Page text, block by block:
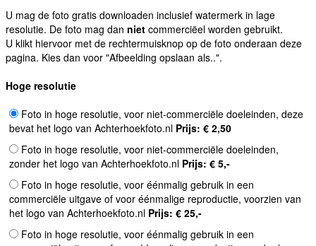
U mag de foto gratis downloaden inclusief watermerk in lage
resolutie. De foto mag dan niet commerciëel worden gebruikt.
U klikt hiervoor met de rechtermuisknop op de foto onderaan deze
pagina. Kies dan voor "Afbeelding opslaan als..".
Hoge resolutie
Foto in hoge resolutie, voor niet-commerciële doeleinden, deze
bevat het logo van Achterhoekfoto.nl Prijs: € 2,50
Foto in hoge resolutie, voor niet-commerciële doeleinden,
zonder het logo van Achterhoekfoto.nl Prijs: € 5,-
Foto in hoge resolutie, voor éénmalig gebruik in een
commerciële uitgave of voor éénmalige reproductie, voorzien van
het logo van Achterhoekfoto.nl Prijs: € 25,-
Foto in hoge resolutie, voor éénmalig gebruik in een